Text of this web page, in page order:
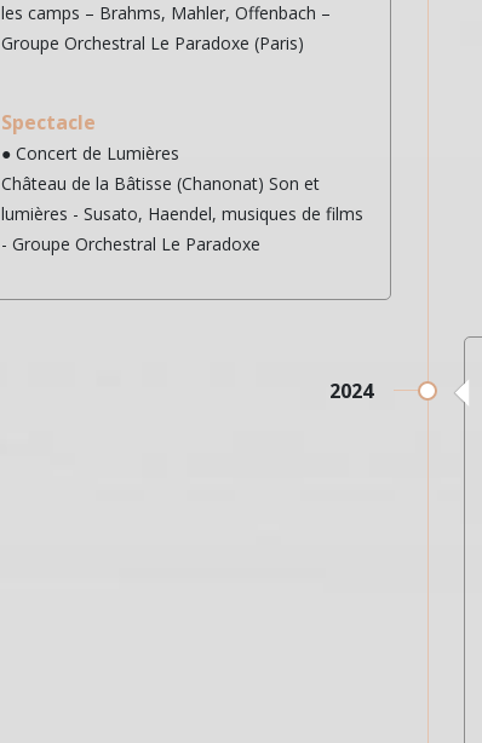
les camps – Brahms, Mahler, Offenbach –
Groupe Orchestral Le Paradoxe (Paris)
Spectacle
● Concert de Lumières
Château de la Bâtisse (Chanonat) Son et
lumières - Susato, Haendel, musiques de films
- Groupe Orchestral Le Paradoxe
2024